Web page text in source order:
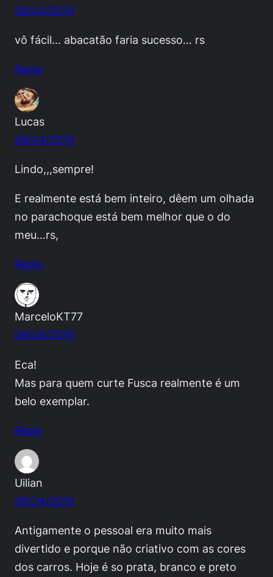
08/24/2010
vô fácil… abacatão faria sucesso… rs
Reply
Lucas
08/24/2010
Lindo,,,sempre!
E realmente está bem inteiro, dêem um olhada
no parachoque está bem melhor que o do
meu…rs,
Reply
MarceloKT77
08/24/2010
Eca!
Mas para quem curte Fusca realmente é um
belo exemplar.
Reply
Uilian
08/24/2010
Antigamente o pessoal era muito mais
divertido e porque não criativo com as cores
dos carros. Hoje é so prata, branco e preto